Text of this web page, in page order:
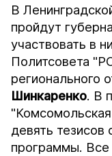
В
пройдут
участвовать в
Политсовета
регионального
Шинкаренко. В
девять
программы. Все